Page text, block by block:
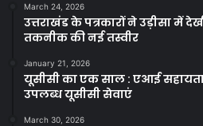
March 24, 2026
उत्तराखंड के पत्रकारों ने उड़ीसा में
तकनीक की नई तस्वीर
January 21, 2026
यूसीसी का एक साल : एआई
उपलब्ध यूसीसी सेवाएं
March 30, 2026